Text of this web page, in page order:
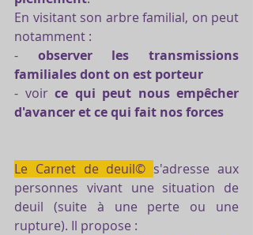
En visitant son arbre familial, on peut
notamment :
- observer les transmissions
familiales dont on est porteur
- voir ce qui peut nous empêcher
d'avancer et ce qui fait nos forces
Le Carnet de deuil© s'adresse aux
personnes vivant une situation de
deuil (suite à une perte ou une
rupture). Il propose :